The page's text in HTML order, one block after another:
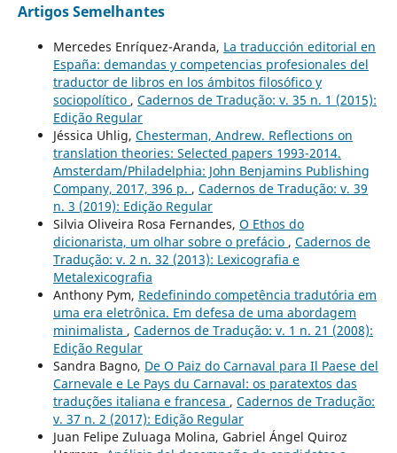
Artigos Semelhantes
Mercedes Enríquez-Aranda, La traducción editorial en
España: demandas y competencias profesionales del
traductor de libros en los ámbitos filosófico y
sociopolítico , Cadernos de Tradução: v. 35 n. 1 (2015):
Edição Regular
Jéssica Uhlig, Chesterman, Andrew. Reflections on
translation theories: Selected papers 1993-2014.
Amsterdam/Philadelphia: John Benjamins Publishing
Company, 2017, 396 p. , Cadernos de Tradução: v. 39
n. 3 (2019): Edição Regular
Silvia Oliveira Rosa Fernandes, O Ethos do
dicionarista, um olhar sobre o prefácio , Cadernos de
Tradução: v. 2 n. 32 (2013): Lexicografia e
Metalexicografia
Anthony Pym, Redefinindo competência tradutória em
uma era eletrônica. Em defesa de uma abordagem
minimalista , Cadernos de Tradução: v. 1 n. 21 (2008):
Edição Regular
Sandra Bagno, De O Paiz do Carnaval para Il Paese del
Carnevale e Le Pays du Carnaval: os paratextos das
traduções italiana e francesa , Cadernos de Tradução:
v. 37 n. 2 (2017): Edição Regular
Juan Felipe Zuluaga Molina, Gabriel Ángel Quiroz